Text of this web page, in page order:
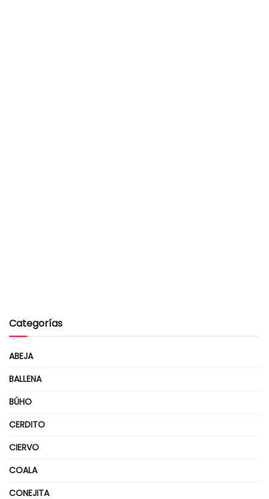
Categorías
ABEJA
BALLENA
BÚHO
CERDITO
CIERVO
COALA
CONEJITA